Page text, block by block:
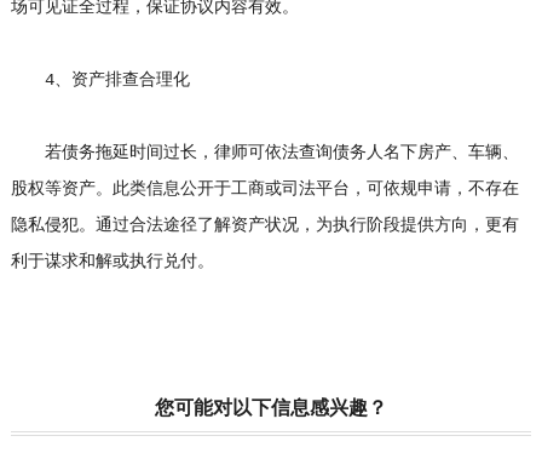
场可见证全过程，保证协议内容有效。
4、资产排查合理化
若债务拖延时间过长，律师可依法查询债务人名下房产、车辆、
股权等资产。此类信息公开于工商或司法平台，可依规申请，不存在
隐私侵犯。通过合法途径了解资产状况，为执行阶段提供方向，更有
利于谋求和解或执行兑付。
您可能对以下信息感兴趣？